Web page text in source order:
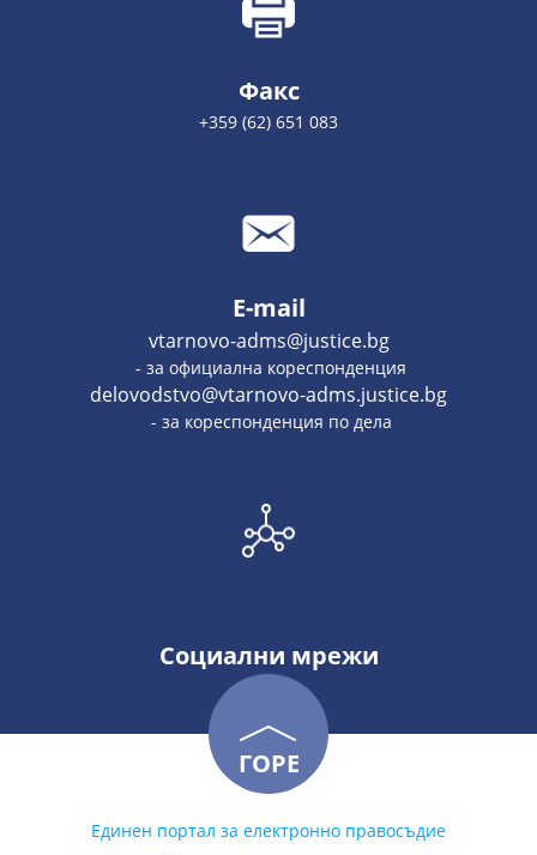
Факс
+359 (62) 651 083
E-mail
vtarnovo-adms@justice.bg
- за официална кореспонденция
delovodstvo@vtarnovo-adms.justice.bg
- за кореспонденция по дела
Социални мрежи
ГОРЕ
Единен портал за електронно правосъдие